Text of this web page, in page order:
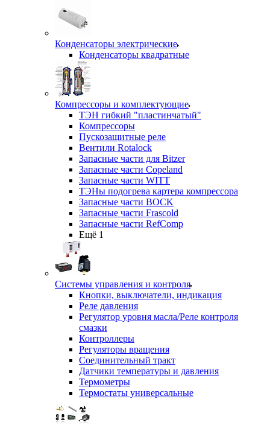
Конденсаторы электрические
Конденсаторы квадратные
Компрессоры и комплектующие
ТЭН гибкий "пластинчатый"
Компрессоры
Пускозащитные реле
Вентили Rotalock
Запасные части для Bitzer
Запасные части Copeland
Запасные части WITT
ТЭНы подогрева картера компрессора
Запасные части BOCK
Запасные части Frascold
Запасные части RefComp
Ещё 1
Системы управления и контроля
Кнопки, выключатели, индикация
Реле давления
Регулятор уровня масла/Реле контроля
смазки
Контроллеры
Регуляторы вращения
Соединительный тракт
Датчики температуры и давления
Термометры
Термостаты универсальные